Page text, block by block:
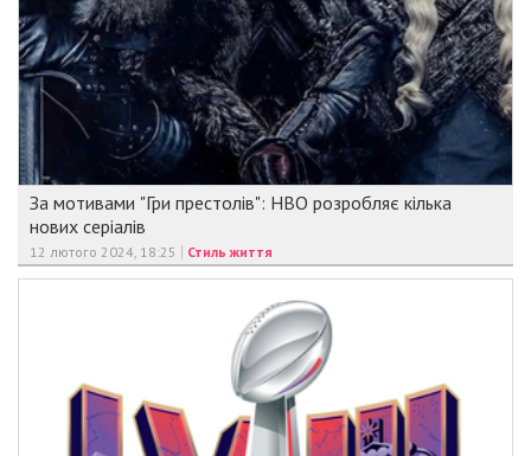
За мотивами "Гри престолів": HBO розробляє кілька
нових серіалів
12 лютого 2024, 18:25 Стиль життя